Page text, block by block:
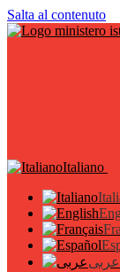
Salta al contenuto
Italiano
عربى